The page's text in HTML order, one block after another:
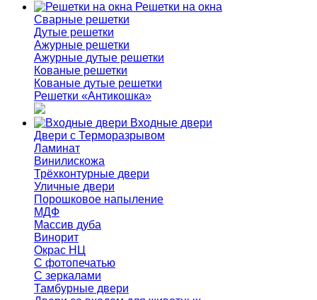
Решетки на окна
Сварные решетки
Дутые решетки
Ажурные решетки
Ажурные дутые решетки
Кованые решетки
Кованые дутые решетки
Решетки «Антикошка»
Входные двери
Двери с Терморазрывом
Ламинат
Винилискожа
Трёхконтурные двери
Уличные двери
Порошковое напыление
МДФ
Массив дуба
Винорит
Окрас НЦ
С фотопечатью
С зеркалами
Тамбурные двери